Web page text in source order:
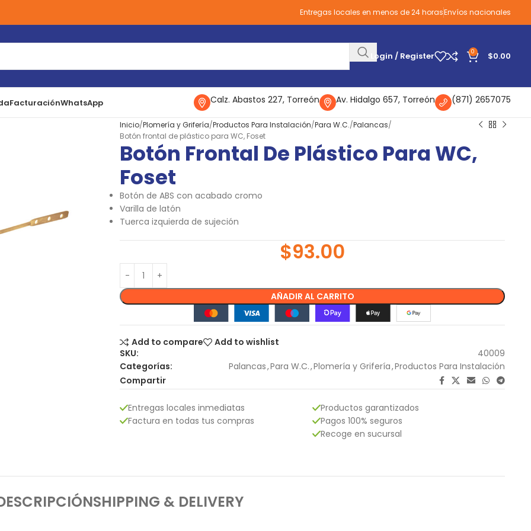
Entregas locales en menos de 24 horasEnvíos nacionales
Login / Register 0 $0.00
FacturaciónWhatsApp Calz. Abastos 227, Torreón Av. Hidalgo 657, Torreón (871) 2657075
Inicio Plomería y Grifería Productos Para Instalación Para W.C. Palancas
Botón frontal de plástico para WC, Foset
Botón Frontal De Plástico Para WC,
Foset
Botón de ABS con acabado cromo
Varilla de latón
Tuerca izquierda de sujeción
$93.00
AÑADIR AL CARRITO
Add to compare
Add to wishlist
SKU:
40009
Categorías:
Palancas,Para W.C.,Plomería y Grifería,Productos Para Instalación
Compartir
Entregas locales inmediatas
Factura en todas tus compras
Productos garantizados
Pagos 100% seguros
Recoge en sucursal
SHIPPING & DELIVERY